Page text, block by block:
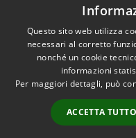
Piano di
Accessibilità
Questo sito web utilizza
necessari al corretto
nonché un cookie
informazioni
Per maggiori dettagli, può
ACCETTA TUTTO